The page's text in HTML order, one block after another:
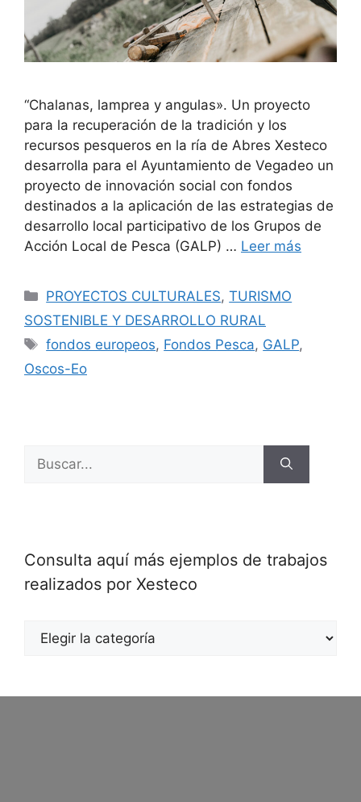
“Chalanas, lamprea y angulas». Un proyecto
para la recuperación de la tradición y los
recursos pesqueros en la ría de Abres Xesteco
desarrolla para el Ayuntamiento de Vegadeo un
proyecto de innovación social con fondos
destinados a la aplicación de las estrategias de
desarrollo local participativo de los Grupos de
Acción Local de Pesca (GALP) … Leer más
PROYECTOS CULTURALES,TURISMO
SOSTENIBLE Y DESARROLLO RURAL
fondos europeos, Fondos Pesca, GALP,
Oscos-Eo
Consulta aquí más ejemplos de trabajos
realizados por Xesteco